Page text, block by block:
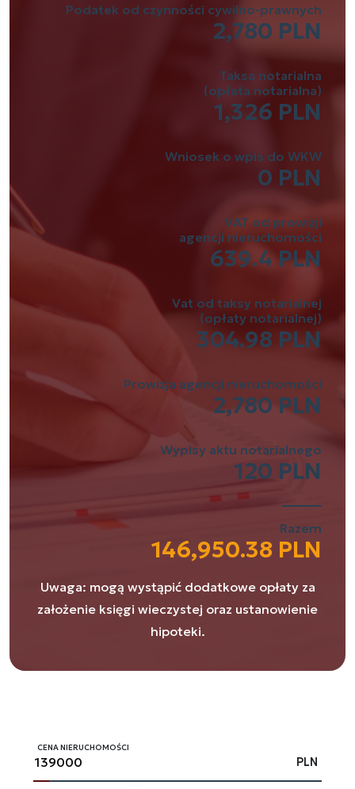
Podatek od czynności cywilno-prawnych
2,780 PLN
Taksa notarialna
(opłata notarialna)
1,326 PLN
Wniosek o wpis do WKW
0 PLN
VAT od prowizji
agencji nieruchomości
639.4 PLN
Vat od taksy notarialnej
(opłaty notarialnej)
304.98 PLN
Prowizja agencji nieruchomości
2,780 PLN
Wypisy aktu notarialnego
120 PLN
Razem
146,950.38 PLN
Uwaga: mogą wystąpić dodatkowe opłaty za
założenie księgi wieczystej oraz ustanowienie
hipoteki.
CENA NIERUCHOMOŚCI
PLN